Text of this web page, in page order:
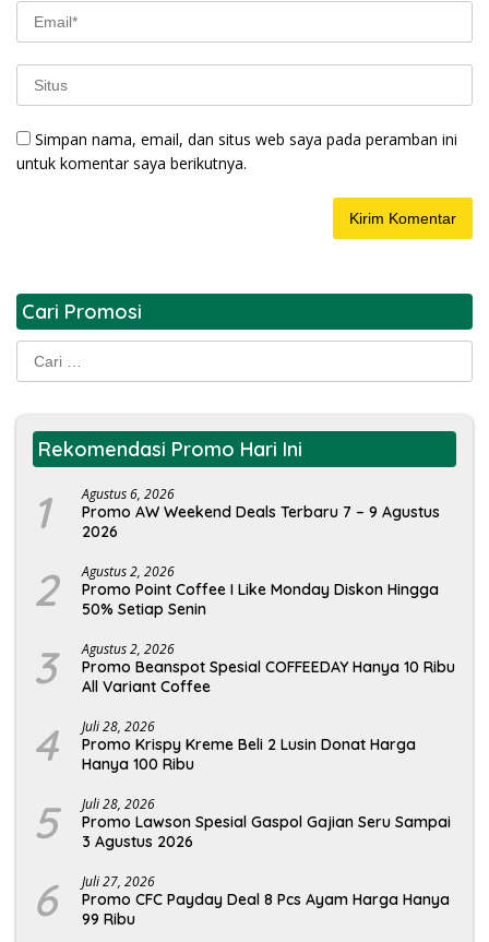
Simpan nama, email, dan situs web saya pada peramban ini
untuk komentar saya berikutnya.
Cari Promosi
Cari
untuk:
Rekomendasi Promo Hari Ini
1 Agustus 6, 2026
Promo AW Weekend Deals Terbaru 7 – 9 Agustus
2026
2 Agustus 2, 2026
Promo Point Coffee I Like Monday Diskon Hingga
50% Setiap Senin
3 Agustus 2, 2026
Promo Beanspot Spesial COFFEEDAY Hanya 10 Ribu
All Variant Coffee
4 Juli 28, 2026
Promo Krispy Kreme Beli 2 Lusin Donat Harga
Hanya 100 Ribu
5 Juli 28, 2026
Promo Lawson Spesial Gaspol Gajian Seru Sampai
3 Agustus 2026
6 Juli 27, 2026
Promo CFC Payday Deal 8 Pcs Ayam Harga Hanya
99 Ribu